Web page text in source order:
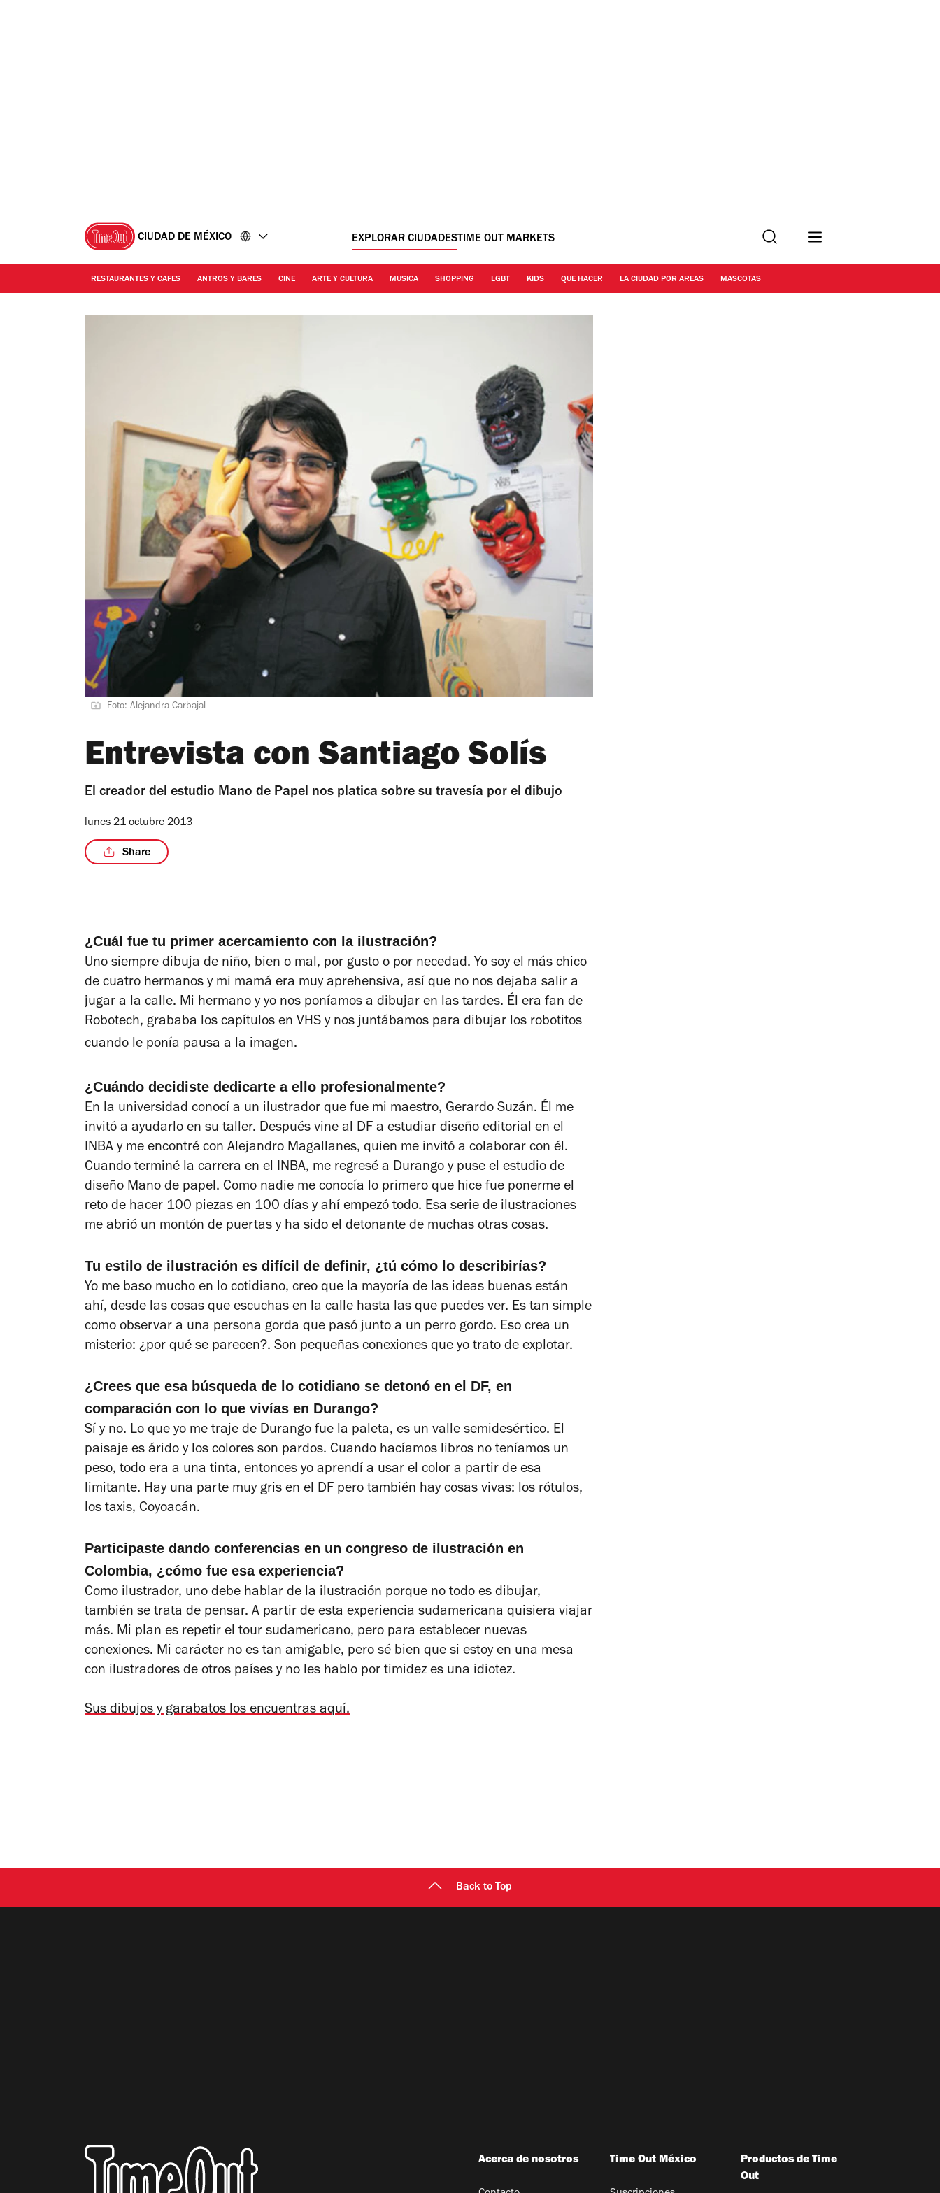
CIUDAD DE MÉXICO EXPLORAR CIUDADESTIME OUT MARKETS Buscar
RESTAURANTES Y CAFES ANTROS Y BARES CINE ARTE Y CULTURA MUSICA SHOPPING LGBT KIDS QUE HACER LA CIUDAD POR AREAS MASCOTAS
Foto: Alejandra Carbajal
Entrevista con Santiago Solís
El creador del estudio Mano de Papel nos platica sobre su travesía por el dibujo
lunes 21 octubre 2013
Share
¿Cuál fue tu primer acercamiento con la ilustración?
Uno siempre dibuja de niño, bien o mal, por gusto o por necedad. Yo soy el más chico
de cuatro hermanos y mi mamá era muy aprehensiva, así que no nos dejaba salir a
jugar a la calle. Mi hermano y yo nos poníamos a dibujar en las tardes. Él era fan de
Robotech, grababa los capítulos en VHS y nos juntábamos para dibujar los robotitos
cuando le ponía pausa a la imagen.
¿Cuándo decidiste dedicarte a ello profesionalmente?
En la universidad conocí a un ilustrador que fue mi maestro, Gerardo Suzán. Él me
invitó a ayudarlo en su taller. Después vine al DF a estudiar diseño editorial en el
INBA y me encontré con Alejandro Magallanes, quien me invitó a colaborar con él.
Cuando terminé la carrera en el INBA, me regresé a Durango y puse el estudio de
diseño Mano de papel. Como nadie me conocía lo primero que hice fue ponerme el
reto de hacer 100 piezas en 100 días y ahí empezó todo. Esa serie de ilustraciones
me abrió un montón de puertas y ha sido el detonante de muchas otras cosas.
Tu estilo de ilustración es difícil de definir, ¿tú cómo lo describirías?
Yo me baso mucho en lo cotidiano, creo que la mayoría de las ideas buenas están
ahí, desde las cosas que escuchas en la calle hasta las que puedes ver. Es tan simple
como observar a una persona gorda que pasó junto a un perro gordo. Eso crea un
misterio: ¿por qué se parecen?. Son pequeñas conexiones que yo trato de explotar.
¿Crees que esa búsqueda de lo cotidiano se detonó en el DF, en
comparación con lo que vivías en Durango?
Sí y no. Lo que yo me traje de Durango fue la paleta, es un valle semidesértico. El
paisaje es árido y los colores son pardos. Cuando hacíamos libros no teníamos un
peso, todo era a una tinta, entonces yo aprendí a usar el color a partir de esa
limitante. Hay una parte muy gris en el DF pero también hay cosas vivas: los rótulos,
los taxis, Coyoacán.
Participaste dando conferencias en un congreso de ilustración en
Colombia, ¿cómo fue esa experiencia?
Como ilustrador, uno debe hablar de la ilustración porque no todo es dibujar,
también se trata de pensar. A partir de esta experiencia sudamericana quisiera viajar
más. Mi plan es repetir el tour sudamericano, pero para establecer nuevas
conexiones. Mi carácter no es tan amigable, pero sé bien que si estoy en una mesa
con ilustradores de otros países y no les hablo por timidez es una idiotez.
Sus dibujos y garabatos los encuentras aquí.
Back to Top
Acerca de nosotros Time Out México
Productos de Time
Out